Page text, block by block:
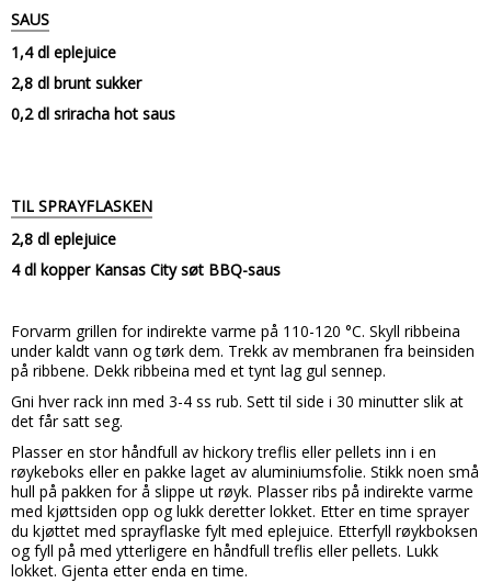
SAUS
1,4 dl eplejuice
2,8 dl brunt sukker
0,2 dl sriracha hot saus
TIL SPRAYFLASKEN
2,8 dl eplejuice
4 dl kopper Kansas City søt BBQ-saus
Forvarm grillen for indirekte varme på 110-120 °C. Skyll ribbeina
under kaldt vann og tørk dem. Trekk av membranen fra beinsiden
på ribbene. Dekk ribbeina med et tynt lag gul sennep.
Gni hver rack inn med 3-4 ss rub. Sett til side i 30 minutter slik at
det får satt seg.
Plasser en stor håndfull av hickory treflis eller pellets inn i en
røykeboks eller en pakke laget av aluminiumsfolie. Stikk noen små
hull på pakken for å slippe ut røyk. Plasser ribs på indirekte varme
med kjøttsiden opp og lukk deretter lokket. Etter en time sprayer
du kjøttet med sprayflaske fylt med eplejuice. Etterfyll røykboksen
og fyll på med ytterligere en håndfull treflis eller pellets. Lukk
lokket. Gjenta etter enda en time.